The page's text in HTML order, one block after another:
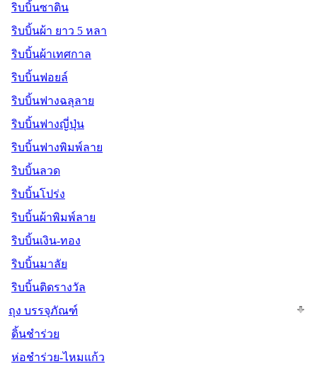
ริบบิ้นซาติน
ริบบิ้นผ้า ยาว 5 หลา
ริบบิ้นผ้าเทศกาล
ริบบิ้นฟอยล์
ริบบิ้นฟางฉลุลาย
ริบบิ้นฟางญี่ปุ่น
ริบบิ้นฟางพิมพ์ลาย
ริบบิ้นลวด
ริบบิ้นโปร่ง
ริบบิ้นผ้าพิมพ์ลาย
ริบบิ้นเงิน-ทอง
ริบบิ้นมาลัย
ริบบิ้นติดรางวัล
ถุง บรรจุภัณฑ์
ดิ้นชำร่วย
ห่อชำร่วย-ไหมแก้ว